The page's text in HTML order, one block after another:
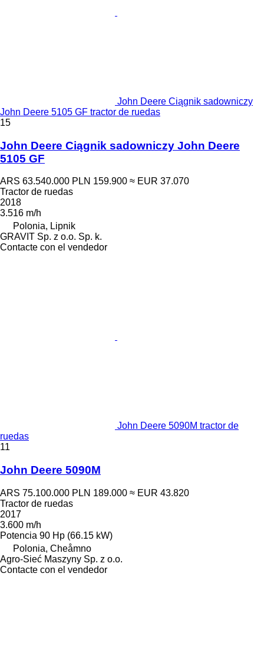
John Deere Ciągnik sadowniczy
John Deere 5105 GF tractor de ruedas
15
John Deere Ciągnik sadowniczy John Deere
5105 GF
ARS 63.540.000 PLN 159.900 ≈ EUR 37.070
Tractor de ruedas
2018
3.516 m/h
Polonia, Lipnik
GRAVIT Sp. z o.o. Sp. k.
Contacte con el vendedor
John Deere 5090M tractor de
ruedas
11
John Deere 5090M
ARS 75.100.000 PLN 189.000 ≈ EUR 43.820
Tractor de ruedas
2017
3.600 m/h
Potencia 90 Hp (66.15 kW)
Polonia, Cheåmno
Agro-Sieć Maszyny Sp. z o.o.
Contacte con el vendedor